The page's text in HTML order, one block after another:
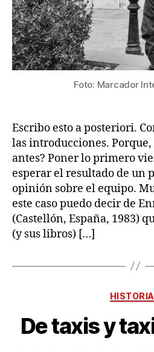
Foto: Marcador
Escribo esto a posteriori.
las introducciones.
antes? Poner lo primero
esperar el resultado de un
opinión sobre el equipo.
este caso puedo decir de
(Castellón, España, 1983)
(y sus libros) […]
De taxis y